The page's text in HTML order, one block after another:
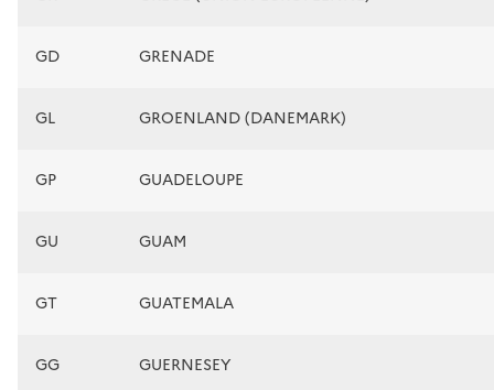
GD GRENADE
GL GROENLAND (DANEMARK)
GP GUADELOUPE
GU GUAM
GT GUATEMALA
GG GUERNESEY